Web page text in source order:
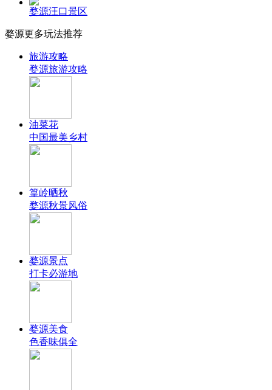
婺源汪口景区
婺源更多玩法推荐
旅游攻略
婺源旅游攻略
油菜花
中国最美乡村
篁岭晒秋
婺源秋景风俗
婺源景点
打卡必游地
婺源美食
色香味俱全